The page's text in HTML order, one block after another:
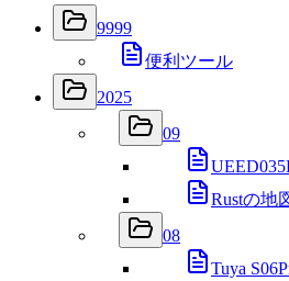
9999
便利ツール
2025
09
Rustの地
08
Tuya